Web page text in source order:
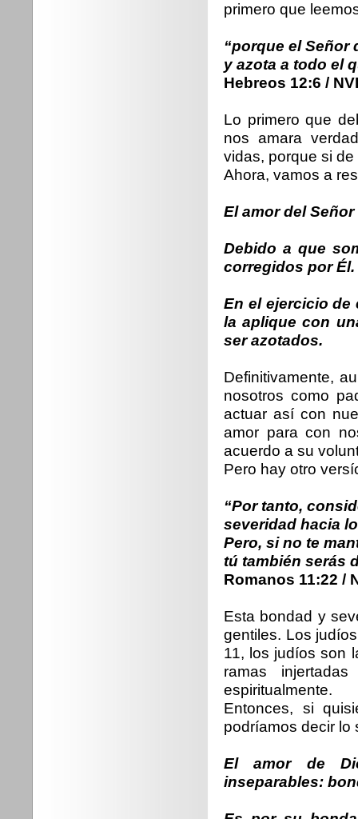
primero que
“porque el Señor
y azota a todo el
Hebreos 12:6 / NVI
Lo primero que
nos amara
vidas, porque si
Ahora, vamos a
El amor del
Debido a que
corregidos por Él.
En el ejercicio de
la aplique con
ser azotados.
Definitivamente,
nosotros como
actuar así con
amor para con
acuerdo a su
Pero hay otro
“Por tanto,
severidad hacia
Pero, si no te
tú también serás
Romanos 11:22 /
Esta bondad y
gentiles. Los
11, los judíos son
ramas
espiritualmente.
Entonces, si
podríamos decir lo
El amor de
inseparables: